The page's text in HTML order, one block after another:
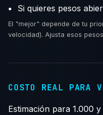
Si quieres pesos
El "mejor" depende de tu
velocidad). Ajusta esos
COSTO REAL PARA
Estimación para 1.000